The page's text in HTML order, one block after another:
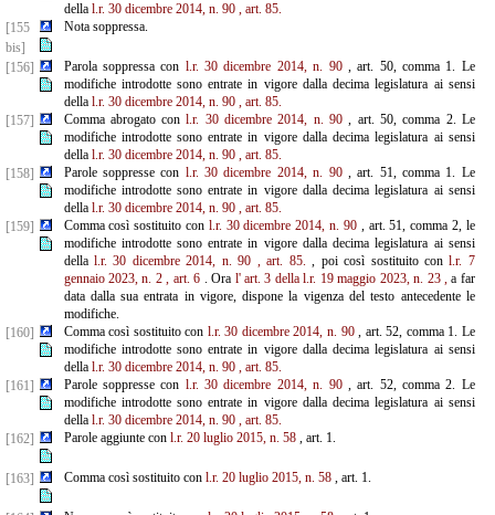
della l.r. 30 dicembre 2014, n. 90 , art. 85.
[155
bis]
Nota soppressa.
[156] Parola soppressa con l.r. 30 dicembre 2014, n. 90, art. 50, comma 1. Le
modifiche introdotte sono entrate in vigore dalla decima legislatura ai sensi
della l.r. 30 dicembre 2014, n. 90 , art. 85.
[157]
Comma abrogato conl.r. 30 dicembre 2014, n. 90 , art. 50, comma 2. Le
modifiche introdotte sono entrate in vigore dalla decima legislatura ai sensi
della l.r. 30 dicembre 2014, n. 90 , art. 85.
[158]
Parole soppresse con l.r. 30 dicembre 2014, n. 90, art. 51, comma 1. Le
modifiche introdotte sono entrate in vigore dalla decima legislatura ai sensi
della l.r. 30 dicembre 2014, n. 90 , art. 85.
[159]
Comma così sostituito con l.r. 30 dicembre 2014, n. 90, art. 51, comma 2, le
modifiche introdotte sono entrate in vigore dalla decima legislatura ai sensi
dellal.r. 30 dicembre 2014, n. 90 , art. 85. , poi così sostituito conl.r. 7
gennaio 2023, n. 2 , art. 6 . Ora l' art. 3 della l.r. 19 maggio 2023, n. 23 , a far
data dalla sua entrata in vigore, dispone la vigenza del testo antecedente le
modifiche.
[160]
Comma così sostituito con l.r. 30 dicembre 2014, n. 90, art. 52, comma 1. Le
modifiche introdotte sono entrate in vigore dalla decima legislatura ai sensi
della l.r. 30 dicembre 2014, n. 90 , art. 85.
[161]
Parole soppresse con l.r. 30 dicembre 2014, n. 90, art. 52, comma 2. Le
modifiche introdotte sono entrate in vigore dalla decima legislatura ai sensi
della l.r. 30 dicembre 2014, n. 90 , art. 85.
[162]
Parole aggiunte con l.r. 20 luglio 2015, n. 58, art. 1.
[163] Comma così sostituito con l.r. 20 luglio 2015, n. 58, art. 1.